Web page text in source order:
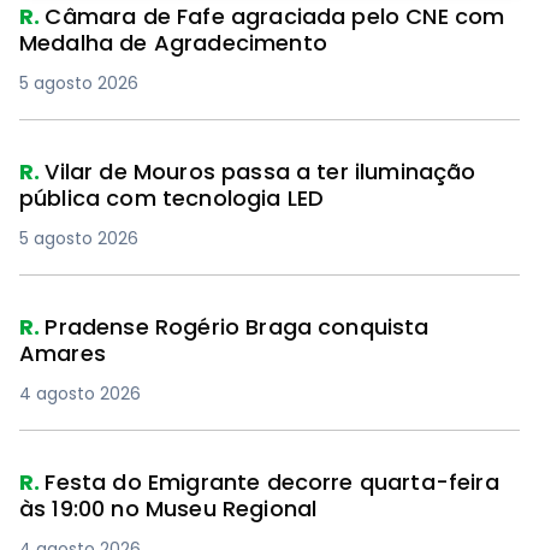
R. Câmara de Fafe agraciada pelo CNE com
Medalha de Agradecimento
5 agosto 2026
R.Vilar de Mouros passa a ter iluminação
pública com tecnologia LED
5 agosto 2026
R. Pradense Rogério Braga conquista
Amares
4 agosto 2026
R. Festa do Emigrante decorre quarta-feira
às 19:00 no Museu Regional